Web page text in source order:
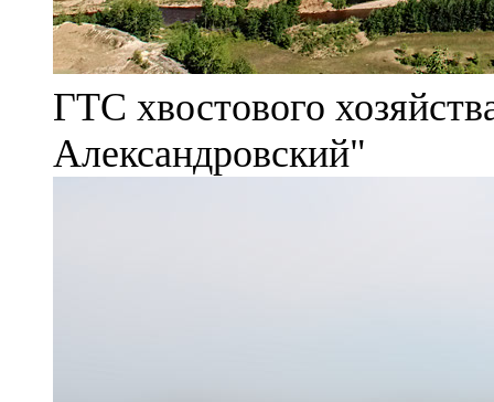
ГТС хвостового
Александровский"